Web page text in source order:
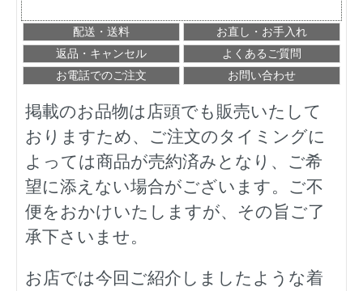
配送・送料
お直し・お手入れ
返品・キャンセル
よくあるご質問
お電話でのご注文
お問い合わせ
掲載のお品物は店頭でも販売いたして
おりますため、ご注文のタイミングに
よっては商品が売約済みとなり、ご希
望に添えない場合がございます。ご不
便をおかけいたしますが、その旨ご了
承下さいませ。
お店では今回ご紹介しましたような着